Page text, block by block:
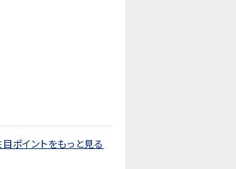
ポイントをもっと見る